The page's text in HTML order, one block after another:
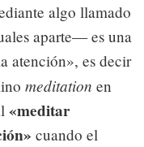
algo llamado
aparte— es una
atención», es decir
meditation en
«meditar
cuando el